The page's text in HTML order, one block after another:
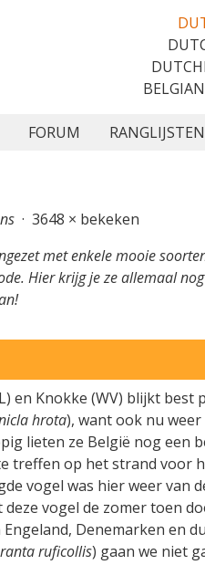
FORUM RANGLIJSTEN
· 3648 × bekeken
met enkele mooie
Hier krijg je ze allemaal
en Knokke (WV) blijkt
hrota), want ook nu
lieten ze België nog een
treffen op het strand voor
vogel was hier weer van
vogel de zomer toen
Denemarken en
ruficollis) gaan we niet